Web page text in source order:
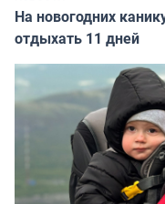
На новогодних
отдыхать 11 дней